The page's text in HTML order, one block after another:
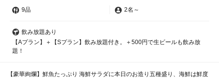
9品 2名 ～
飲み放題あり
【Aプラン】＋【Sプラン】飲み放題付き。＋500円で生ビールも飲み放
題！
【豪華絢爛】鮮魚たっぷり 海鮮サラダに本日のお造り五種盛り、海鮮は鮮度